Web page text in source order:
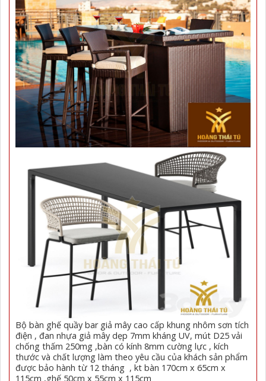
Bộ bàn ghế quầy bar giả mây cao cấp khung nhôm sơn tích
điện , đan nhựa giả mây dẹp 7mm kháng UV, mút D25 vải
chống thấm 250mg ,bàn có kính 8mm cường lực , kích
thước và chất lượng làm theo yêu cầu của khách sản phẩm
được bảo hành từ 12 tháng , kt bàn 170cm x 65cm x
115cm ,ghế 50cm x 55cm x 115cm